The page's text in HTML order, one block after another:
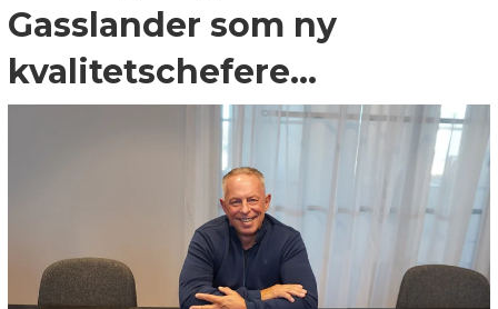
Gasslander som ny
kvalitetschefere...